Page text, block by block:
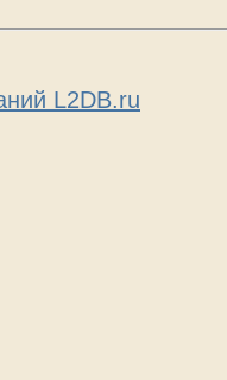
L2DB.ru